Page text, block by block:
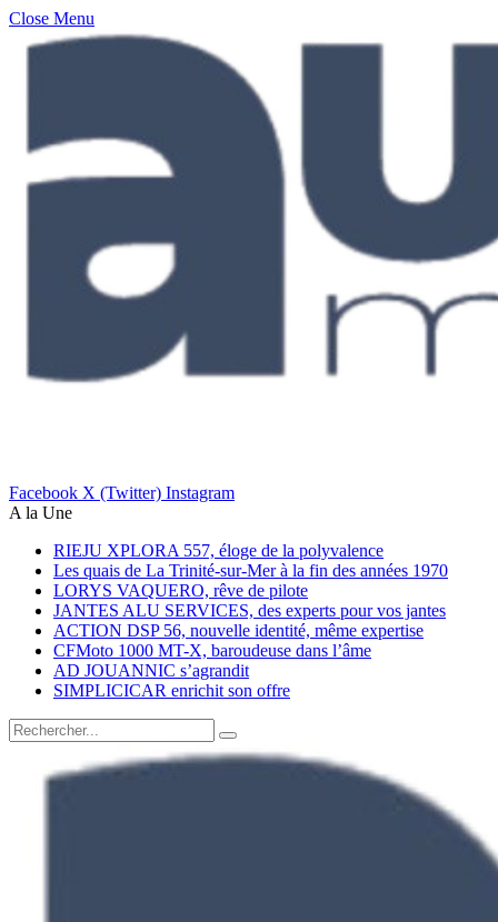
Close Menu
Facebook X (Twitter) Instagram
A la Une
RIEJU XPLORA 557, éloge de la polyvalence
Les quais de La Trinité-sur-Mer à la fin des années 1970
LORYS VAQUERO, rêve de pilote
JANTES ALU SERVICES, des experts pour vos jantes
ACTION DSP 56, nouvelle identité, même expertise
CFMoto 1000 MT-X, baroudeuse dans l’âme
AD JOUANNIC s’agrandit
SIMPLICICAR enrichit son offre